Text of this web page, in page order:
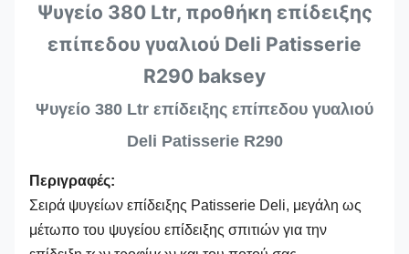
Ψυγείο 380 Ltr, προθήκη επίδειξης
επίπεδου γυαλιού Deli Patisserie
R290 baksey
Ψυγείο 380 Ltr επίδειξης επίπεδου γυαλιού
Deli Patisserie R290
Περιγραφές:
Σειρά ψυγείων επίδειξης Patisserie Deli, μεγάλη ως
μέτωπο του ψυγείου επίδειξης σπιτιών για την